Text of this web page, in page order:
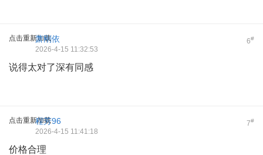
点击重新加载 6#
萧刚依
2026-4-15 11:32:53
说得太对了深有同感
点击重新加载 7#
程芳96
2026-4-15 11:41:18
价格合理